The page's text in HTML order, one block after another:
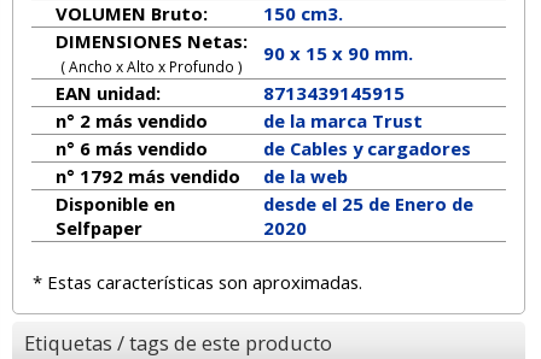
VOLUMEN Bruto:
150 cm3.
DIMENSIONES Netas:
( Ancho x Alto x Profundo )
90x 15x 90mm.
EAN unidad:
8713439145915
n° 2 más vendido
de la marca Trust
n° 6 más vendido
de Cables y cargadores
n° 1792 más vendido
de la web
Disponible en
Selfpaper
desde el 25 de Enero de
2020
* Estas características son aproximadas.
Etiquetas / tags de este producto